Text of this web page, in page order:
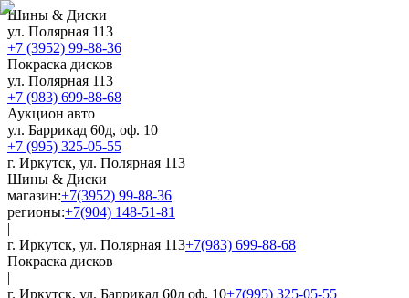
Шины & Диски
ул. Полярная 113
+7 (3952) 99-88-36
Покраска дисков
ул. Полярная 113
+7 (983) 699-88-68
Аукцион авто
ул. Баррикад 60д, оф. 10
+7 (995) 325-05-55
г. Иркутск, ул. Полярная 113
Шины & Диски
магазин:+7(3952) 99-88-36
регионы:+7(904) 148-51-81
|
г. Иркутск, ул. Полярная 113+7(983) 699-88-68
Покраска дисков
|
г. Иркутск, ул. Баррикад 60д оф. 10+7(995) 325-05-55